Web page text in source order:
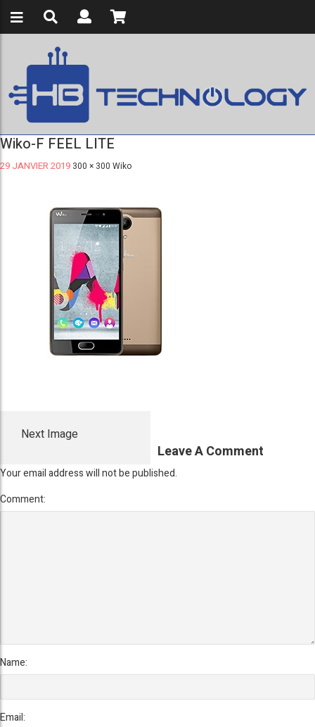
Wiko-F FEEL LITE
29 JANVIER 2019 300 × 300 Wiko
Next Image
Leave A Comment
Your email address will not be published.
Comment:
Name:
Email: